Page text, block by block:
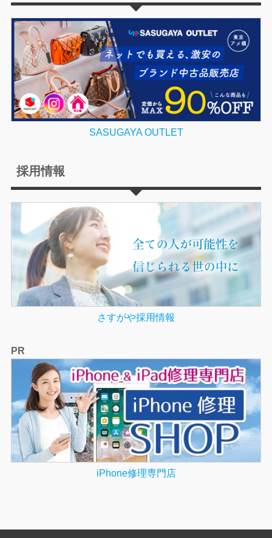
SASUGAYA OUTLET
採用情報
さすがや採用情報
PR
iPhone修理専門店